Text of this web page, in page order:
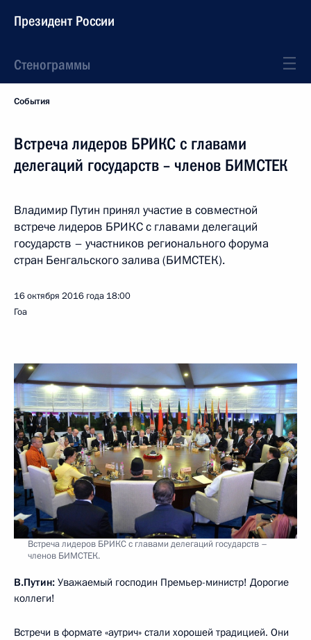
Президент России
Стенограммы
События
Встреча лидеров БРИКС с главами
делегаций государств – членов БИМСТЕК
Владимир Путин принял участие в совместной
встрече лидеров БРИКС с главами делегаций
государств – участников регионального форума
стран Бенгальского залива (БИМСТЕК).
16 октября 2016 года 18:00
Гоа
Встреча лидеров БРИКС с главами делегаций государств –
членов БИМСТЕК.
В.Путин: Уважаемый господин Премьер-министр! Дорогие
коллеги!
Встречи в формате «аутрич» стали хорошей традицией. Они